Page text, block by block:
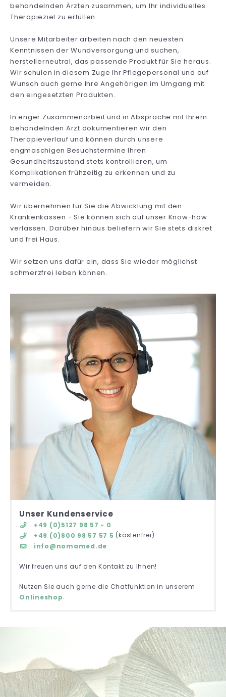
behandelnden Ärzten zusammen, um Ihr individuelles
Therapieziel zu erfüllen.
Unsere Mitarbeiter arbeiten nach den neuesten
Kenntnissen der Wundversorgung und suchen,
herstellerneutral, das passende Produkt für Sie heraus.
Wir schulen in diesem Zuge Ihr Pflegepersonal und auf
Wunsch auch gerne Ihre Angehörigen im Umgang mit
den eingesetzten Produkten.
In enger Zusammenarbeit und in Absprache mit Ihrem
behandelnden Arzt dokumentieren wir den
Therapieverlauf und können durch unsere
engmaschigen Besuchstermine Ihren
Gesundheitszustand stets kontrollieren, um
Komplikationen frühzeitig zu erkennen und zu
vermeiden.
Wir übernehmen für Sie die Abwicklung mit den
Krankenkassen - Sie können sich auf unser Know-how
verlassen. Darüber hinaus beliefern wir Sie stets diskret
und frei Haus.
Wir setzen uns dafür ein, dass Sie wieder möglichst
schmerzfrei leben können.
Unser Kundenservice
+49 (0)5127 98 57 - 0
+49 (0)800 98 57 57 5 (kostenfrei)
info@nomamed.de
Wir freuen uns auf den Kontakt zu Ihnen!
Nutzen Sie auch gerne die Chatfunktion in unserem
Onlineshop.